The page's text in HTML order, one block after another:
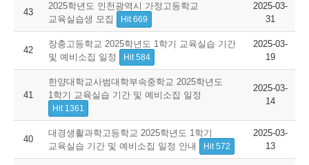
43
2025학년도 인천광역시 가정고등학교
교육실습생 모집
Hit 669
2025-03-
31
42
장충고등학교 2025학년도 1학기 교육실습 기간
및 예비소집 일정
Hit 584
2025-03-
19
41
한양대학교사범대학부속중학교 2025학년도
1학기 교육실습 기간 및 예비소집 일정
Hit 1361
2025-03-
14
40
대경생활과학고등학교 2025학년도 1학기
교육실습 기간 및 예비소집 일정 안내
Hit 572
2025-03-
13